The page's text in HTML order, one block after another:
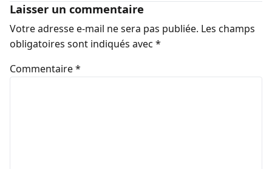
Laisser un commentaire
Votre adresse e-mail ne sera pas publiée. Les champs
obligatoires sont indiqués avec *
Commentaire*